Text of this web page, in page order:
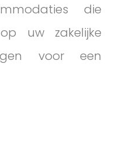
die
uw zakelijke
voor een